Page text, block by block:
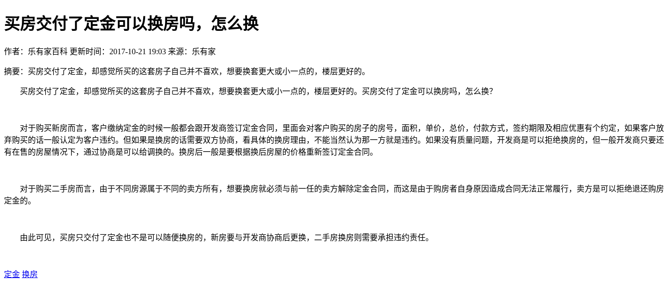
买房交付了定金可以换房吗，怎么换
作者：乐有家百科 更新时间：2017-10-21 19:03 来源：乐有家
摘要： 买房交付了定金，却感觉所买的这套房子自己并不喜欢，想要换套更大或小一点的，楼层更好的。
买房交付了定金，却感觉所买的这套房子自己并不喜欢，想要换套更大或小一点的，楼层更好的。买房交付了定金可以换房吗，怎么换？
对于购买新房而言，客户缴纳定金的时候一般都会跟开发商签订定金合同，里面会对客户购买的房子的房号，面积，单价，总价，付款方式，签约期限及相应优惠有个约定，如果客户放
弃购买的话一般认定为客户违约。但如果是换房的话需要双方协商，看具体的换房理由，不能当然认为那一方就是违约。如果没有质量问题，开发商是可以拒绝换房的，但一般开发商只要还
有在售的房屋情况下，通过协商是可以给调换的。换房后一般是要根据换后房屋的价格重新签订定金合同。
对于购买二手房而言，由于不同房源属于不同的卖方所有，想要换房就必须与前一任的卖方解除定金合同，而这是由于购房者自身原因造成合同无法正常履行，卖方是可以拒绝退还购房
定金的。
由此可见，买房只交付了定金也不是可以随便换房的，新房要与开发商协商后更换，二手房换房则需要承担违约责任。
定金 换房